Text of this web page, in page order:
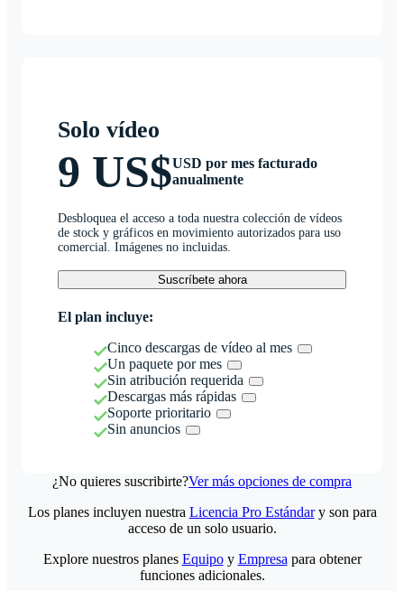
Solo vídeo
9 US$USD por mes facturado
anualmente
Desbloquea el acceso a toda nuestra colección de vídeos
de stock y gráficos en movimiento autorizados para uso
comercial. Imágenes no incluidas.
Suscríbete ahora
El plan incluye:
Cinco descargas de vídeo al mes
Un paquete por mes
Sin atribución requerida
Descargas más rápidas
Soporte prioritario
Sin anuncios
¿No quieres suscribirte?Ver más opciones de compra
Los planes incluyen nuestra Licencia Pro Estándary son para
acceso de un solo usuario.
Explore nuestros planes Equipoy Empresa para obtener
funciones adicionales.